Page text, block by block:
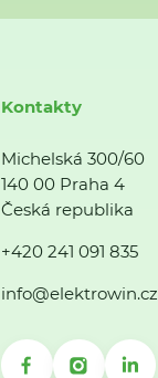
Kontakty
Michelská 300/60
140 00 Praha 4
Česká republika
+420 241 091 835
info@elektrowin.cz